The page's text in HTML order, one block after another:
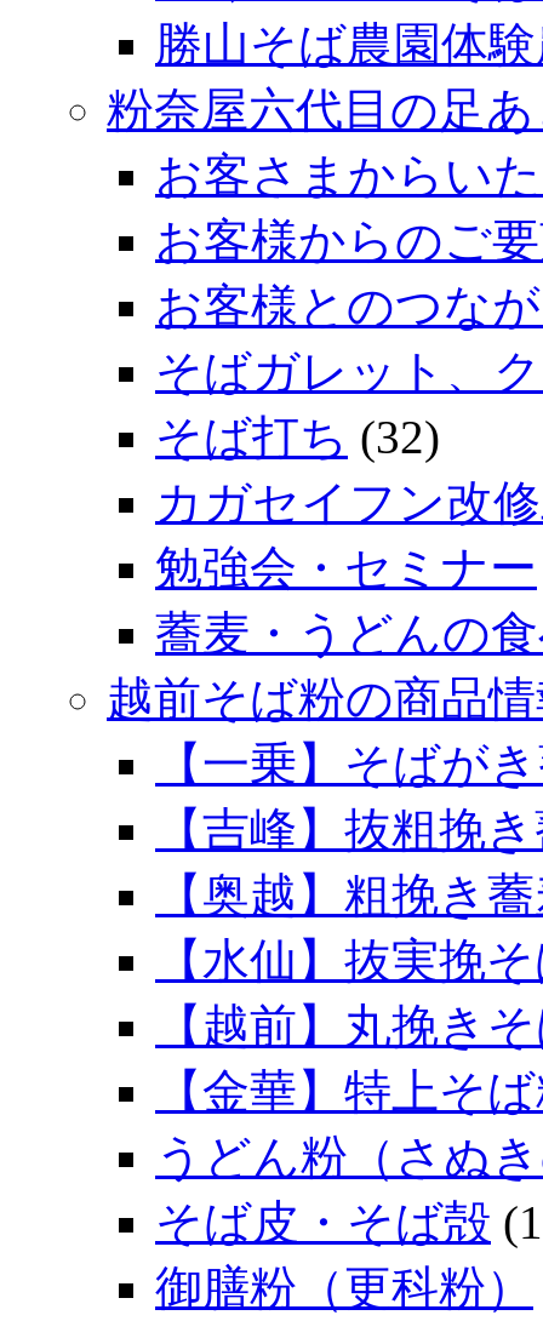
勝山そば農園体
粉奈屋六代目の足
お客さまからい
お客様からのご
お客様とのつな
そばガレット、
そば打ち (32)
カガセイフン改
勉強会・セミナー
蕎麦・うどんの
越前そば粉の商品
【一乗】そばが
【吉峰】抜粗挽
【奥越】粗挽き
【水仙】抜実挽
【越前】丸挽き
【金華】特上そ
うどん粉（さぬ
そば皮・そば殻
御膳粉（更科粉）